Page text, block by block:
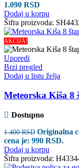
1.090 RSD
Dodaj u korpu
Šifra proizvoda:
AKCIJA!
Uporedi
Brzi pregled
Dodaj u listu želja
Meteorska Kiša 8
Dostupno
1.400RSD Originalna
cena je: 990 RSD.
Dodaj u korpu
Šifra proizvoda: